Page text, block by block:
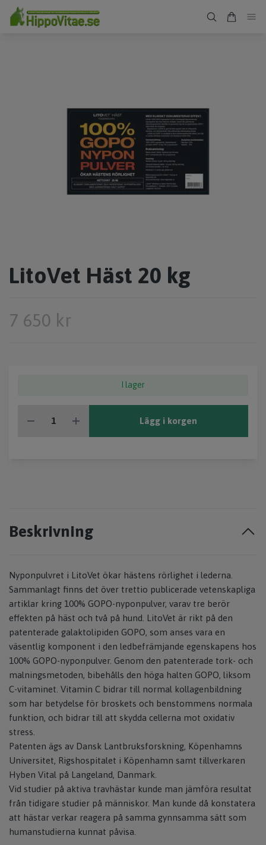
LitoVet Häst 20 kg
7 650 kr
I lager
Lägg i korgen
Beskrivning
Nyponpulvret i LitoVet ökar hästens rörlighet i lederna.
Sammanlagt finns det över trettio publicerade vetenskapliga
artiklar kring 100% GOPO-nyponpulver, varav tre berör
effekten på häst och två på hund. LitoVet är rikt på den
patenterade galaktolipiden GOPO, som anses vara en
väsentlig komponent i den ledbefrämjande egenskapens hos
100% GOPO-nyponpulver. Genom den patenterade tork- och
malningsmetoden, bibehålls den höga halten GOPO, liksom
C-vitaminet. Vitamin C bidrar till normal kollagenbildning
som har betydelse för broskets och benstommens nor­mala
funktion, och bidrar till att skydda cellerna mot oxidativ
stress.
Patenten ägs av Dansk Lantbruksforskning, Köpenhamns
Universitet, Rigshospitalet i Köpenhamn samt tillverkaren
Hyben Vital på Langeland, Danmark.
Vid studier på aktiva travhästar kunde man jämföra resultat
från tidigare studier på människor. Man kunde då konstatera
att hästar verkar reagera på samma gynnsamma sätt som
humanstudierna kunnat påvisa.